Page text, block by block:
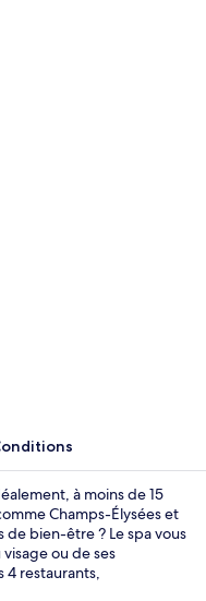
à moins de 15
Champs-Élysées et
de bien-être ? Le spa vous
ou de ses
4 restaurants,